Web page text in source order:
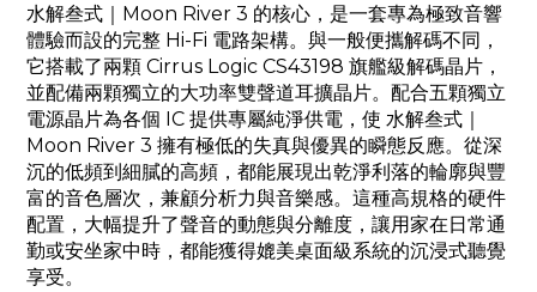
水解叁式｜Moon River 3 的核心，是一套專為極致音響
體驗而設的完整 Hi-Fi 電路架構。與一般便攜解碼不同，
它搭載了兩顆 Cirrus Logic CS43198 旗艦級解碼晶片，
並配備兩顆獨立的大功率雙聲道耳擴晶片。配合五顆獨立
電源晶片為各個 IC 提供專屬純淨供電，使 水解叁式｜
Moon River 3 擁有極低的失真與優異的瞬態反應。從深
沉的低頻到細膩的高頻，都能展現出乾淨利落的輪廓與豐
富的音色層次，兼顧分析力與音樂感。這種高規格的硬件
配置，大幅提升了聲音的動態與分離度，讓用家在日常通
勤或安坐家中時，都能獲得媲美桌面級系統的沉浸式聽覺
享受。